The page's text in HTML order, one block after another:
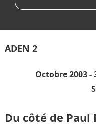
ADEN 2
Octobre 2003 -
Du côté de Paul